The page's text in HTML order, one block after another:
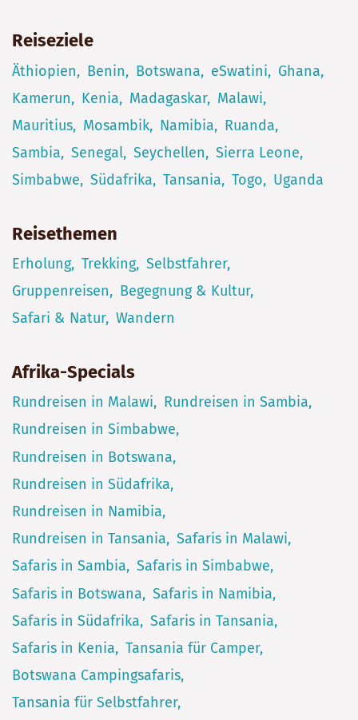
Reiseziele
Äthiopien Benin Botswana eSwatini
Ghana
Kamerun
Kenia Madagaskar
Malawi
Mauritius
Mosambik Namibia
Ruanda
Sambia
Senegal Seychellen
Sierra Leone
Simbabwe
Südafrika Tansania Togo Uganda
Reisethemen
Erholung Trekking Selbstfahrer
Gruppenreisen
Begegnung & Kultur
Safari & Natur Wandern
Afrika-Specials
Rundreisen in Malawi
Rundreisen in Sambia
Rundreisen in Simbabwe
Rundreisen in Botswana
Rundreisen in Südafrika
Rundreisen in Namibia
Rundreisen in Tansania
Safaris in Malawi
Safaris in Sambia
Safaris in Simbabwe
Safaris in Botswana
Safaris in Namibia
Safaris in Südafrika
Safaris in Tansania
Safaris in Kenia
Tansania für Camper
Botswana Campingsafaris
Tansania für Selbstfahrer